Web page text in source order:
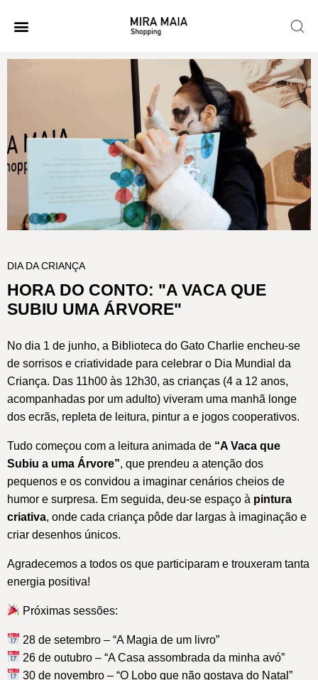
DIA DA CRIANÇA
HORA DO CONTO: "A VACA QUE
SUBIU UMA ÁRVORE"
No dia 1 de junho, a Biblioteca do Gato Charlie encheu-se
de sorrisos e criatividade para celebrar o Dia Mundial da
Criança. Das 11h00 às 12h30, as crianças (4 a 12 anos,
acompanhadas por um adulto) viveram uma manhã longe
dos ecrãs, repleta de leitura, pintur a e jogos cooperativos.
Tudo começou com a leitura animada de “A Vaca que
Subiu a uma Árvore”, que prendeu a atenção dos
pequenos e os convidou a imaginar cenários cheios de
humor e surpresa. Em seguida, deu-se espaço à pintura
criativa, onde cada criança pôde dar largas à imaginação e
criar desenhos únicos.
Agradecemos a todos os que participaram e trouxeram tanta
energia positiva!
Próximas sessões:
28 de setembro – “A Magia de um livro”
26 de outubro – “A Casa assombrada da minha avó”
30 de novembro – “O Lobo que não gostava do Natal”